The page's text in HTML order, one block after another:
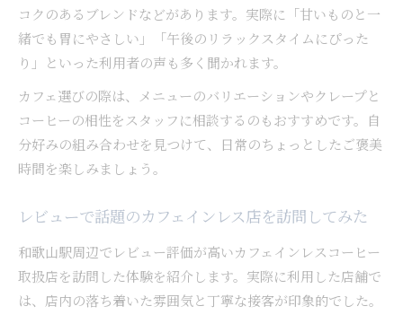
コクのあるブレンドなどがあります。実際に「甘いものと一
緒でも胃にやさしい」「午後のリラックスタイムにぴった
り」といった利用者の声も多く聞かれます。
カフェ選びの際は、メニューのバリエーションやクレープと
コーヒーの相性をスタッフに相談するのもおすすめです。自
分好みの組み合わせを見つけて、日常のちょっとしたご褒美
時間を楽しみましょう。
レビューで話題のカフェインレス店を訪問してみた
和歌山駅周辺でレビュー評価が高いカフェインレスコーヒー
取扱店を訪問した体験を紹介します。実際に利用した店舗で
は、店内の落ち着いた雰囲気と丁寧な接客が印象的でした。